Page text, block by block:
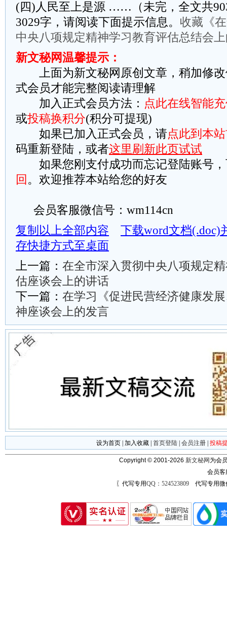
(四)人民至上是源 ……（未完，全文共
3029字，请阅读下面提示信息。 收藏《
中央八项规定精神学习教育评估总结会
新文秘网温馨提示：
上面为新文秘网原创文章，稍加修改
式会员才能完整阅读请理解
加入正式会员方法： 点此在线智能
或投稿换积分(积分可提现)
如果已加入正式会员，请点此到本
码重新登陆，或者这里刷新此页试试
如果您刚支付成功而忘记登陆账号，
回 。欢迎推荐本站给您的好友
会员客服微信号：wm114cn
复制以上全部内容
下载word文档(.doc)
存快捷方式至桌面
上一篇： 在全市深入贯彻中央八项规定
估座谈会上的讲话
下一篇： 在学习《促进民营经济健康发
神座谈会上的发言
设为首页 加入收藏 首页登陆 会员注册 投稿
Copyright © 2001-2026 新文秘网 为会
会员
〖代写专用QQ：524523809代写专用微